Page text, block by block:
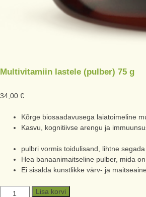
Multivitamiin lastele (pulber) 75 g
34,00 €
Kõrge biosaadavusega laiatoimeline
Kasvu, kognitiivse arengu ja
pulbri vormis toidulisand, lihtne
Hea banaanimaitseline pulber, mida
Ei sisalda kunstlikke värv- ja
Lisa korvi